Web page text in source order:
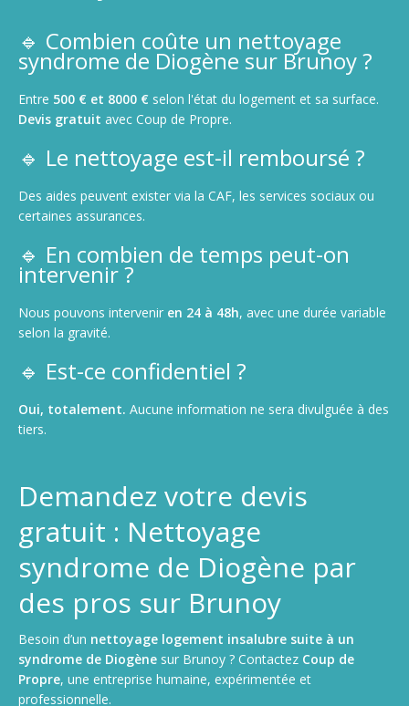
🔹 Combien coûte un nettoyage
syndrome de Diogène sur Brunoy ?
Entre 500 € et 8000 € selon l'état du logement et sa surface.
Devis gratuit avec Coup de Propre.
🔹 Le nettoyage est-il remboursé ?
Des aides peuvent exister via la CAF, les services sociaux ou
certaines assurances.
🔹 En combien de temps peut-on
intervenir ?
Nous pouvons intervenir en 24 à 48h, avec une durée variable
selon la gravité.
🔹 Est-ce confidentiel ?
Oui, totalement. Aucune information ne sera divulguée à des
tiers.
Demandez votre devis
gratuit : Nettoyage
syndrome de Diogène par
des pros sur Brunoy
Besoin d’un nettoyage logement insalubre suite à un
syndrome de Diogène sur Brunoy ? Contactez Coup de
Propre, une entreprise humaine, expérimentée et
professionnelle.